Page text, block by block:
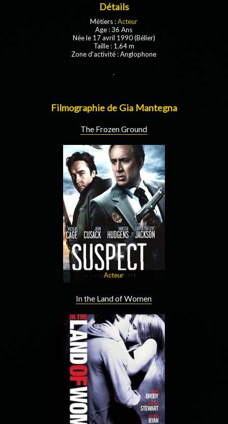
Détails
Métiers :Acteur
Age : 36 Ans
Née le 17 avril 1990 (Bélier)
Taille : 1,64 m
Zone d'activité : Anglophone
.
Filmographie de Gia Mantegna
The Frozen Ground
Acteur
In the Land of Women